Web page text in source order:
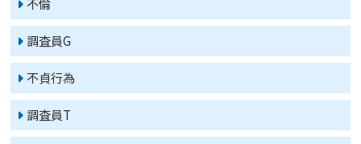
調査員G
不貞行為
調査員T